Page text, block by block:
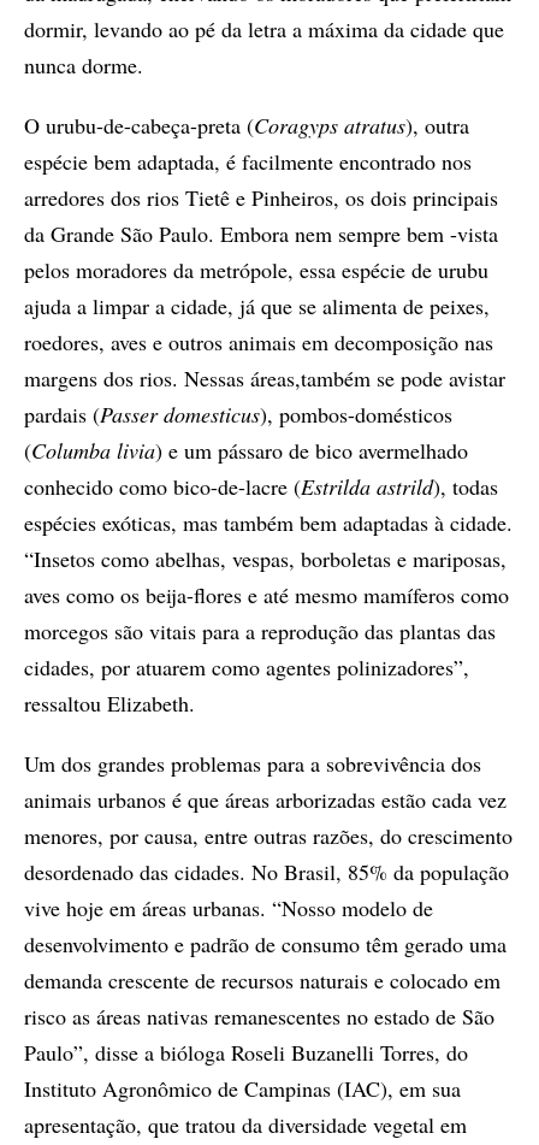
dormir, levando ao pé da letra a máxima da cidade que
nunca dorme.
O urubu-de-cabeça-preta (Coragyps atratus), outra
espécie bem adaptada, é facilmente encontrado nos
arredores dos rios Tietê e Pinheiros, os dois principais
da Grande São Paulo. Embora nem sempre bem -vista
pelos moradores da metrópole, essa espécie de urubu
ajuda a limpar a cidade, já que se alimenta de peixes,
roedores, aves e outros animais em decomposição nas
margens dos rios. Nessas áreas,também se pode avistar
pardais (Passer domesticus), pombos-domésticos
(Columba livia) e um pássaro de bico avermelhado
conhecido como bico-de-lacre (Estrilda astrild), todas
espécies exóticas, mas também bem adaptadas à cidade.
“Insetos como abelhas, vespas, borboletas e mariposas,
aves como os beija-flores e até mesmo mamíferos como
morcegos são vitais para a reprodução das plantas das
cidades, por atuarem como agentes polinizadores”,
ressaltou Elizabeth.
Um dos grandes problemas para a sobrevivência dos
animais urbanos é que áreas arborizadas estão cada vez
menores, por causa, entre outras razões, do crescimento
desordenado das cidades. No Brasil, 85% da população
vive hoje em áreas urbanas. “Nosso modelo de
desenvolvimento e padrão de consumo têm gerado uma
demanda crescente de recursos naturais e colocado em
risco as áreas nativas remanescentes no estado de São
Paulo”, disse a bióloga Roseli Buzanelli Torres, do
Instituto Agronômico de Campinas (IAC), em sua
apresentação, que tratou da diversidade vegetal em